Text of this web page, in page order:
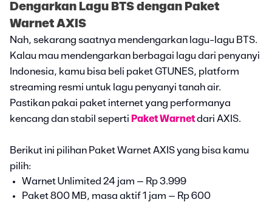
Dengarkan Lagu BTS dengan Paket
Warnet AXIS
Nah, sekarang saatnya mendengarkan lagu-lagu BTS.
Kalau mau mendengarkan berbagai lagu dari penyanyi
Indonesia, kamu bisa beli paket GTUNES, platform
streaming resmi untuk lagu penyanyi tanah air.
Pastikan pakai paket internet yang performanya
kencang dan stabil seperti Paket Warnetdari AXIS.
Berikut ini pilihan Paket Warnet AXIS yang bisa kamu
pilih:
Warnet Unlimited 24 jam – Rp 3.999
Paket 800 MB, masa aktif 1 jam – Rp 600